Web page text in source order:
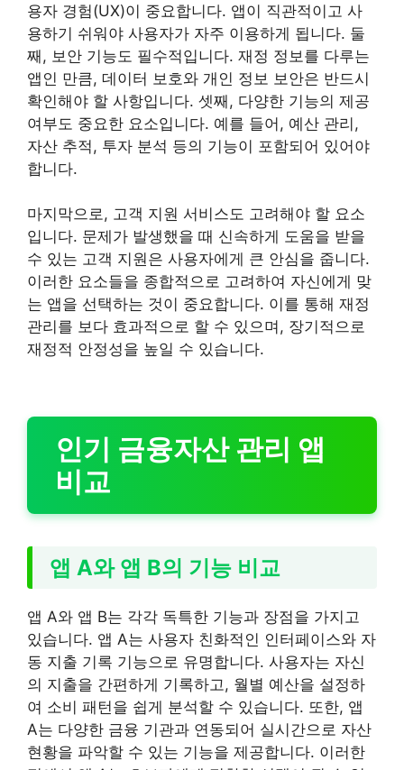
용자 경험(UX)이 중요합니다. 앱이 직관적이고 사
용하기 쉬워야 사용자가 자주 이용하게 됩니다. 둘
째, 보안 기능도 필수적입니다. 재정 정보를 다루는
앱인 만큼, 데이터 보호와 개인 정보 보안은 반드시
확인해야 할 사항입니다. 셋째, 다양한 기능의 제공
여부도 중요한 요소입니다. 예를 들어, 예산 관리,
자산 추적, 투자 분석 등의 기능이 포함되어 있어야
합니다.
마지막으로, 고객 지원 서비스도 고려해야 할 요소
입니다. 문제가 발생했을 때 신속하게 도움을 받을
수 있는 고객 지원은 사용자에게 큰 안심을 줍니다.
이러한 요소들을 종합적으로 고려하여 자신에게 맞
는 앱을 선택하는 것이 중요합니다. 이를 통해 재정
관리를 보다 효과적으로 할 수 있으며, 장기적으로
재정적 안정성을 높일 수 있습니다.
인기 금융자산 관리 앱
비교
앱 A와 앱 B의 기능 비교
앱 A와 앱 B는 각각 독특한 기능과 장점을 가지고
있습니다. 앱 A는 사용자 친화적인 인터페이스와 자
동 지출 기록 기능으로 유명합니다. 사용자는 자신
의 지출을 간편하게 기록하고, 월별 예산을 설정하
여 소비 패턴을 쉽게 분석할 수 있습니다. 또한, 앱
A는 다양한 금융 기관과 연동되어 실시간으로 자산
현황을 파악할 수 있는 기능을 제공합니다. 이러한